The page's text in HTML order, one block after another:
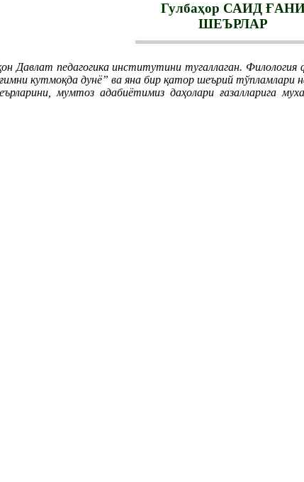
Гулбаҳор САИД
ШЕЪРЛАР
Давлат педагогика институтини тугаллаган.
кутмоқда дунё” ва яна бир қатор шеърий тўпламлари
мумтоз адабиётимиз даҳолари ғазалларига